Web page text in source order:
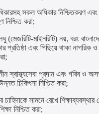
সকল অধিকার নিশ্চিতকরণ
করা;
(মেজরিটি-মাইনরিটি) নয়, বরং
প্রতিষ্ঠা এবং পিছিয়ে থাকা নাগরিক
স্বাস্থ্যসেবা প্রদান এবং গরিব ও
চিকিৎসা নিশ্চিত করা;
চাহিদাকে সামনে রেখে
নিশ্চিত করা;